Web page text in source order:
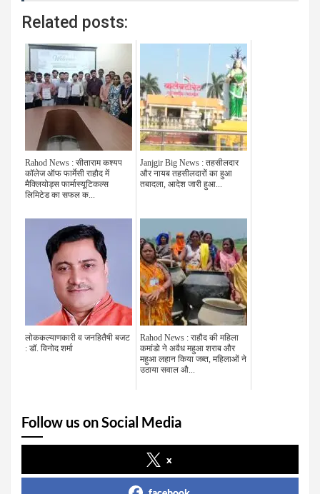
Related posts:
Rahod News : सीताराम कश्यप
कॉलेज ऑफ फार्मेसी राहौद में
मैक्लियोड्स फार्मास्यूटिकल्स
लिमिटेड का सफल क...
Janjgir Big News : तहसीलदार
और नायब तहसीलदारों का हुआ
तबादला, आदेश जारी हुआ...
लोककल्याणकारी व जनहितैषी बजट
: डॉ. विनोद शर्मा
Rahod News : राहौद की महिला
कमांडो ने अवैध महुआ शराब और
महुआ लहान किया जब्त, महिलाओं ने
उठाया सवाल औ...
Follow us on Social Media
x